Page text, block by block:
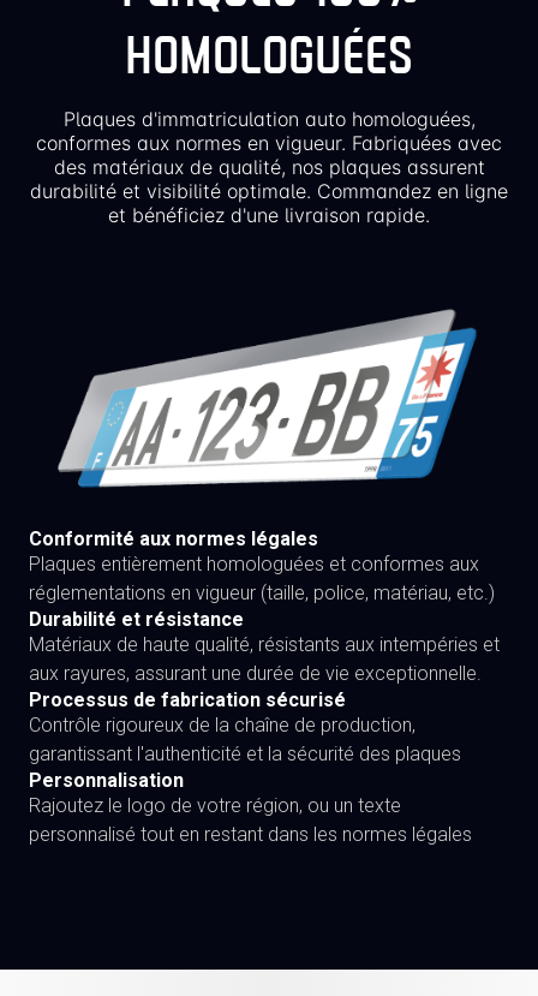
HOMOLOGUÉES
Plaques d'immatriculation auto homologuées,
conformes aux normes en vigueur. Fabriquées avec
des matériaux de qualité, nos plaques assurent
durabilité et visibilité optimale. Commandez en ligne
et bénéficiez d'une livraison rapide.
Conformité aux normes légales
Plaques entièrement homologuées et conformes aux
réglementations en vigueur (taille, police, matériau, etc.)
Durabilité et résistance
Matériaux de haute qualité, résistants aux intempéries et
aux rayures, assurant une durée de vie exceptionnelle.
Processus de fabrication sécurisé
Contrôle rigoureux de la chaîne de production,
garantissant l'authenticité et la sécurité des plaques
Personnalisation
Rajoutez le logo de votre région, ou un texte
personnalisé tout en restant dans les normes légales